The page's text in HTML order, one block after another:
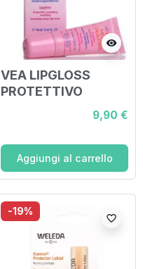
visibility
VEA LIPGLOSS
PROTETTIVO
ANTIAGE 10 ML
9,90 €
Aggiungi al carrello
-19%
favorite_border